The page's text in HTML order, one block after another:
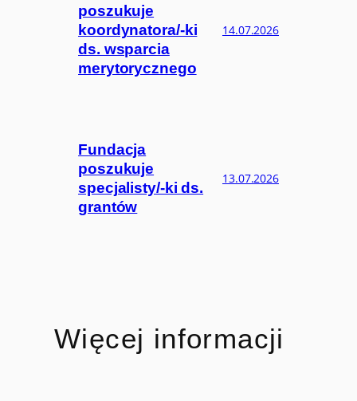
poszukuje
koordynatora/-ki
ds. wsparcia
merytorycznego
14.07.2026
Fundacja
poszukuje
specjalisty/-ki ds.
grantów
13.07.2026
Więcej informacji